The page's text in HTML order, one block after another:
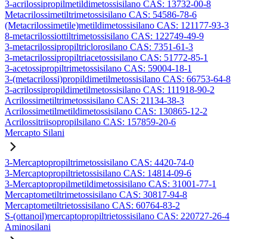
3-acrilossipropilmetildimetossisilano CAS: 13732-00-8
Metacrilossimetiltrimetossisilano CAS: 54586-78-6
(Metacrilossimetile)metildimetossisilano CAS: 121177-93-3
8-metacrilossiottiltrimetossisilano CAS: 122749-49-9
3-metacrilossipropiltriclorosilano CAS: 7351-61-3
3-metacrilossipropiltriacetossisilano CAS: 51772-85-1
3-acetossipropiltrimetossisilano CAS: 59004-18-1
3-(metacrilossi)propildimetilmetossisilano CAS: 66753-64-8
3-acrilossipropildimetilmetossisilano CAS: 111918-90-2
Acrilossimetiltrimetossisilano CAS: 21134-38-3
Acrilossimetilmetildimetossisilano CAS: 130865-12-2
Acrilossitriisopropilsilano CAS: 157859-20-6
Mercapto Silani
3-Mercaptopropiltrimetossisilano CAS: 4420-74-0
3-Mercaptopropiltrietossisilano CAS: 14814-09-6
3-Mercaptopropilmetildimetossisilano CAS: 31001-77-1
Mercaptometiltrimetossisilano CAS: 30817-94-8
Mercaptometiltrietossisilano CAS: 60764-83-2
S-(ottanoil)mercaptopropiltrietossisilano CAS: 220727-26-4
Aminosilani